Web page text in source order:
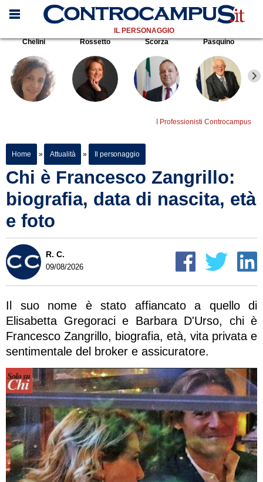
IL PERSONAGGIO
Chelini
Rossetto Scorza Pasquino
I Professionisti Controcampus
Home » Attualità » Il personaggio
Chi è Francesco Zangrillo:
biografia, data di nascita, età
e foto
R. C.
09/08/2026
Il suo nome è stato affiancato a quello di
Elisabetta Gregoraci e Barbara D'Urso, chi è
Francesco Zangrillo, biografia, età, vita privata e
sentimentale del broker e assicuratore.